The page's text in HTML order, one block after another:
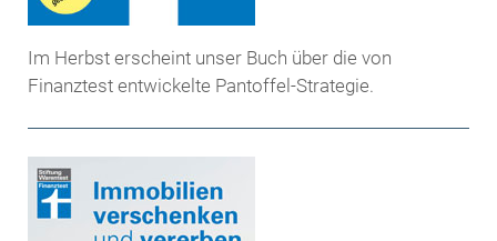
Im Herbst erscheint unser Buch über die von
Finanztest entwickelte Pantoffel-Strategie.